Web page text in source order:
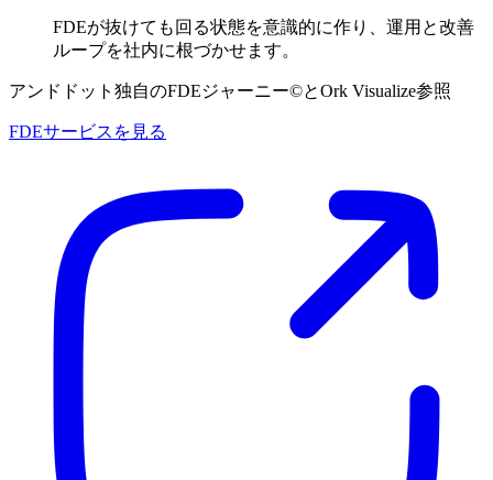
FDEが抜けても回る状態を意識的に作り、運用と改善
ループを社内に根づかせます。
アンドドット独自のFDEジャーニー©とOrk Visualize参照
FDEサービスを見る